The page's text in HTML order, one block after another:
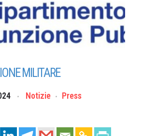
MILITARE
Notizie Press